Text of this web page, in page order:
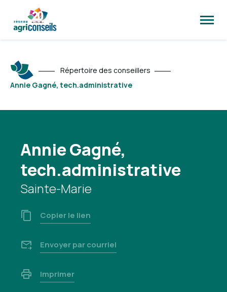
la
Répertoire des conseillers
Annie Gagné, tech.administrative
Annie Gagné,
tech.administrative
Sainte-Marie
Copier le lien
Envoyer par courriel
Imprimer